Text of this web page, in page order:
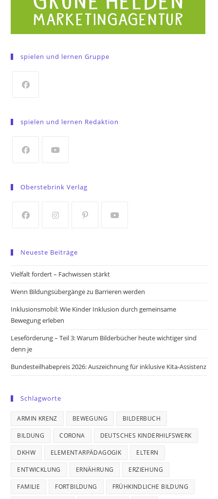
spielen und lernen Gruppe
a
tab
spielen und lernen Redaktion
a
tab
tab
Oberstebrink Verlag
a
new
new
a
new
new
Neueste Beiträge
Vielfalt fordert – Fachwissen stärkt
Wenn Bildungsübergänge zu Barrieren werden
Inklusionsmobil: Wie Kinder Inklusion durch gemeinsame
Bewegung erleben
Leseförderung – Teil 3: Warum Bilderbücher heute wichtiger sind
denn je
Bundesteilhabepreis 2026: Auszeichnung für inklusive Kita-Assistenz
Schlagworte
ARMIN KRENZ BEWEGUNG BILDERBUCH
BILDUNG CORONA DEUTSCHES KINDERHILFSWERK
DKHW ELEMENTARPÄDAGOGIK ELTERN
ENTWICKLUNG ERNÄHRUNG ERZIEHUNG
FAMILIE FORTBILDUNG FRÜHKINDLICHE BILDUNG